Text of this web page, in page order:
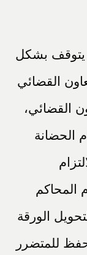
يتوقف بشكل
القضائي
القضائي،
الحضانة
المحاكم
الورقة
للمتضرر